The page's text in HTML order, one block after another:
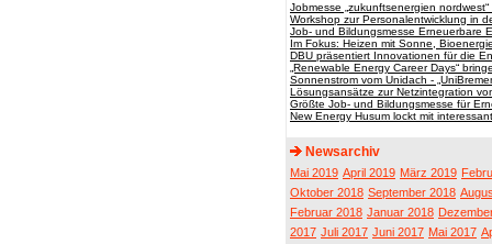
Jobmesse „zukunftsenergien
Workshop zur Personalentwicklung in
Job- und Bildungsmesse Erneuerbare
Im Fokus: Heizen mit Sonne,
DBU präsentiert Innovationen für die
„Renewable Energy Career Days“
Sonnenstrom vom Unidach -
Lösungsansätze zur Netzintegration
Größte Job- und Bildungsmesse für
New Energy Husum lockt mit
Newsarchiv
Mai 2019 April 2019 März 2019
Oktober 2018 September 2018
Februar 2018 Januar 2018
2017 Juli 2017 Juni 2017 Mai 2017